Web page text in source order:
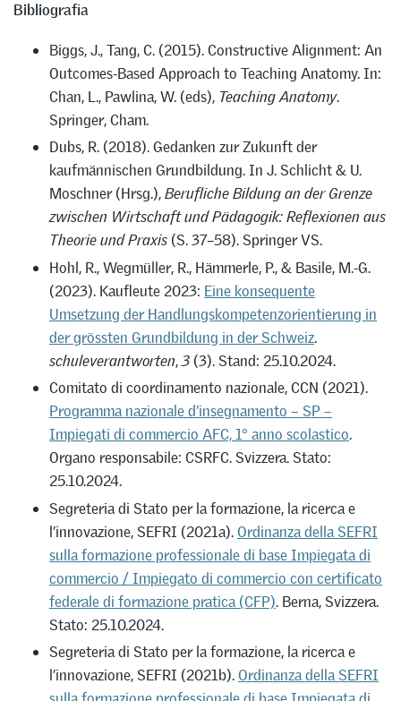
Bibliografia
Biggs, J., Tang, C. (2015). Constructive Alignment: An
Outcomes-Based Approach to Teaching Anatomy. In:
Chan, L., Pawlina, W. (eds), Teaching Anatomy.
Springer, Cham.
Dubs, R. (2018). Gedanken zur Zukunft der
kaufmännischen Grundbildung. In J. Schlicht & U.
Moschner (Hrsg.),Berufliche Bildung an der Grenze
zwischen Wirtschaft und Pädagogik: Reflexionen aus
Theorie und Praxis (S. 37–58). Springer VS.
Hohl, R., Wegmüller, R., Hämmerle, P., & Basile, M.-G.
(2023). Kaufleute 2023: Eine konsequente
Umsetzung der Handlungskompetenzorientierung in
der grössten Grundbildung in der Schweiz.
schuleverantworten,3 (3). Stand: 25.10.2024.
Comitato di coordinamento nazionale, CCN (2021).
Programma nazionale d’insegnamento – SP –
Impiegati di commercio AFC, 1° anno scolastico.
Organo responsabile: CSRFC. Svizzera. Stato:
25.10.2024.
Segreteria di Stato per la formazione, la ricerca e
l’innovazione, SEFRI (2021a).Ordinanza della SEFRI
sulla formazione professionale di base Impiegata di
commercio / Impiegato di commercio con certificato
federale di formazione pratica (CFP). Berna, Svizzera.
Stato: 25.10.2024.
Segreteria di Stato per la formazione, la ricerca e
l’innovazione, SEFRI (2021b).Ordinanza della SEFRI